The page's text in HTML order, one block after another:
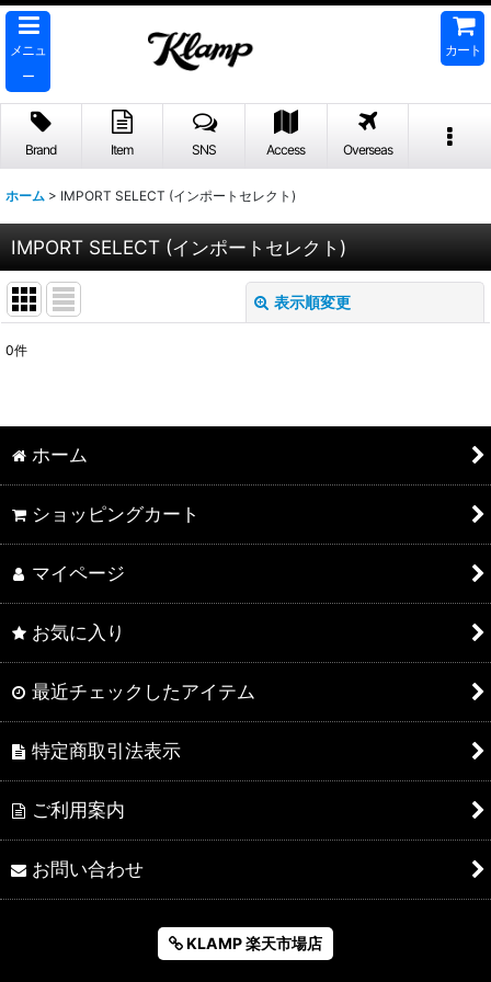
メニュ
ー
カート
Brand Item SNS Access Overseas
ホーム > IMPORT SELECT (インポートセレクト)
IMPORT SELECT (インポートセレクト)
表示順変更
並び順:
絞り込む
0件
ホーム
ショッピングカート
マイページ
お気に入り
最近チェックしたアイテム
特定商取引法表示
ご利用案内
お問い合わせ
KLAMP 楽天市場店